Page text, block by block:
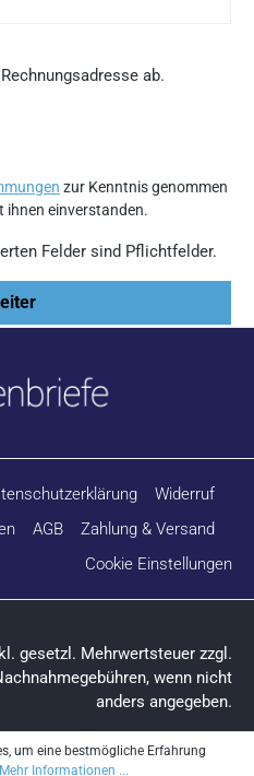
ab.
zur Kenntnis genommen
ihnen einverstanden.
Felder sind Pflichtfelder.
Widerruf
AGB
Zahlung & Versand
Cookie Einstellungen
gesetzl. Mehrwertsteuer zzgl.
wenn nicht
anders angegeben.
um eine bestmögliche Erfahrung
Mehr Informationen ...